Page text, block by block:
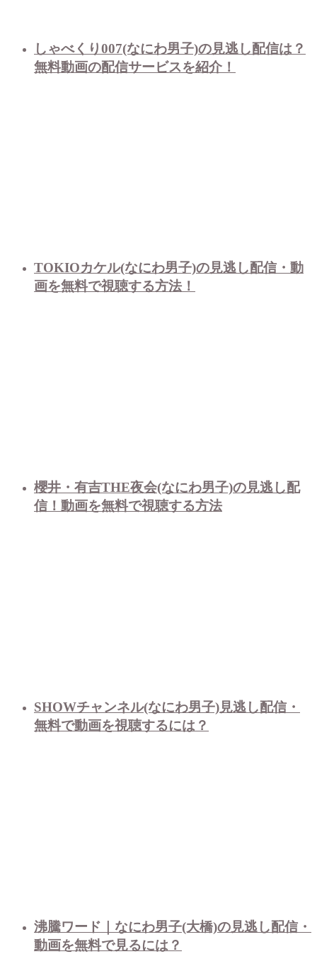
しゃべくり007(なにわ男子)の見逃し配信は？
無料動画の配信サービスを紹介！
TOKIOカケル(なにわ男子)の見逃し配信・動
画を無料で視聴する方法！
櫻井・有吉THE夜会(なにわ男子)の見逃し配
信！動画を無料で視聴する方法
SHOWチャンネル(なにわ男子)見逃し配信・
無料で動画を視聴するには？
沸騰ワード｜なにわ男子(大橋)の見逃し配信・
動画を無料で見るには？